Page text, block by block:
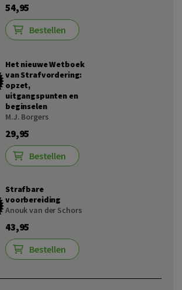
54,95
Bestellen
Het nieuwe Wetboek
van Strafvordering:
opzet,
uitgangspunten en
beginselen
M.J. Borgers
29,95
Bestellen
Strafbare
voorbereiding
Anouk van der Schors
43,95
Bestellen